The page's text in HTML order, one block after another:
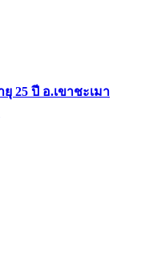
25 ปี อ.เขาชะเมา